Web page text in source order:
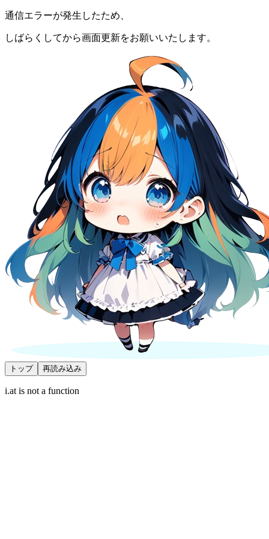
通信エラーが発生したため、
しばらくしてから画面更新をお願いいたします。
トップ 再読み込み
i.at is not a function